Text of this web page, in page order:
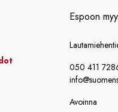
Espoon
050 411
Avoinna